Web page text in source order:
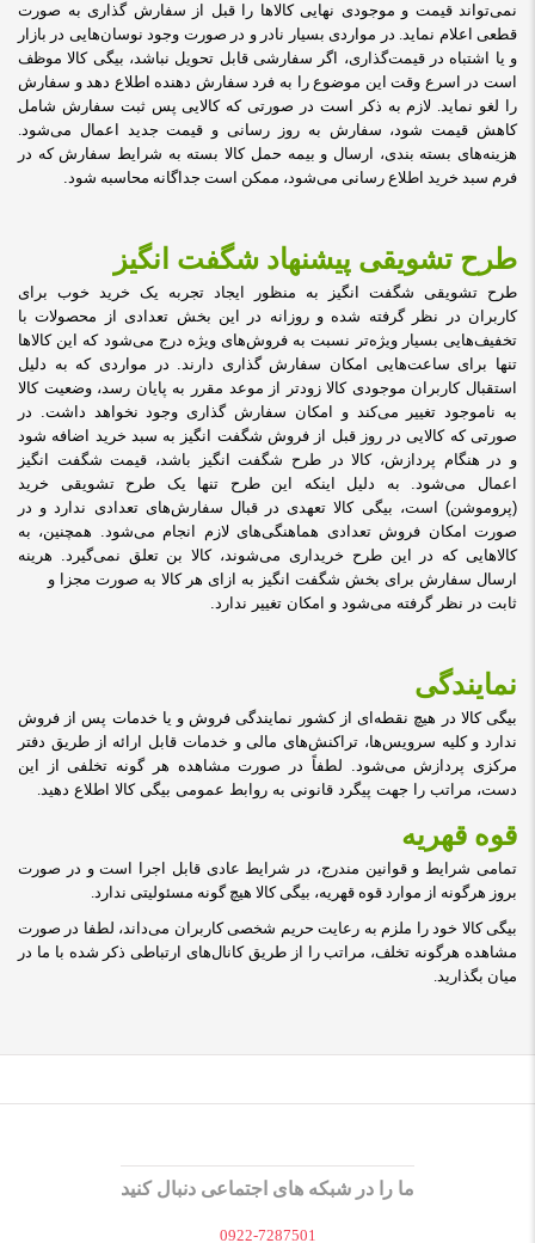
نمی‌تواند قیمت و موجودی نهایی کالاها را قبل از سفارش گذاری به صورت
قطعی اعلام نماید. در مواردی بسیار نادر و در صورت وجود نوسان‌‏هایی در بازار
و یا اشتباه در قیمت‌‏گذاری، اگر سفارشی قابل تحویل نباشد، بیگی کالا موظف
است در اسرع وقت این موضوع را به فرد سفارش‌ ‏دهنده اطلاع دهد و سفارش
را لغو نماید. لازم به ذکر است در صورتی که کالایی پس ثبت سفارش شامل
کاهش قیمت شود، سفارش به روز رسانی و قیمت جدید اعمال می‏‌شود.
هزینه‏‌های بسته بندی، ارسال و بیمه حمل کالا بسته به شرایط سفارش که در
فرم سبد خرید اطلاع‌ ‏رسانی می‌‏شود، ممکن است جداگانه محاسبه شود.
طرح تشویقی پیشنهاد شگفت انگیز
طرح تشویقی شگفت انگیز به منظور ایجاد تجربه یک خرید خوب برای
کاربران در نظر گرفته شده و روزانه در این بخش تعدادی از محصولات با
تخفیف‏‌هایی بسیار ویژه‏‌تر نسبت به فروش‌‏های ویژه درج می‏‌شود که این کالاها
تنها برای ساعت‏‌هایی امکان سفارش گذاری دارند. در مواردی که به دلیل
استقبال کاربران موجودی کالا زودتر از موعد مقرر به پایان رسد، وضعیت کالا
به ناموجود تغییر می‏‌کند و امکان سفارش گذاری وجود نخواهد داشت. در
صورتی که کالایی در روز قبل از فروش شگفت انگیز به سبد خرید اضافه شود
و در هنگام پردازش، کالا در طرح شگفت انگیز باشد، قیمت شگفت انگیز
اعمال می‏‌شود. به دلیل اینکه این طرح تنها یک طرح تشویقی خرید
(پروموشن) است، بیگی کالا تعهدی در قبال سفارش‌‏های تعدادی ندارد و در
صورت امکان فروش تعدادی هماهنگی‌‏های لازم انجام می‏‌شود. همچنین، به
کالاهایی که در این طرح خریداری می‌شوند، کالا بن تعلق نمی‌گیرد. هرینه
ارسال سفارش برای بخش شگفت انگیز به ازای هر کالا به صورت مجزا و
ثابت در نظر گرفته می‏‌شود و امکان تغییر ندارد.
نمایندگی
بیگی کالا در هیچ نقطه‏‌ای از کشور نمایندگی فروش و یا خدمات پس از فروش
ندارد و کلیه سرویس‌‏ها، تراکنش‏‌های مالی و خدمات قابل ارائه از طریق دفتر
مرکزی پردازش می‏‌شود. لطفاً در صورت مشاهده هر گونه تخلفی از این
دست، مراتب را جهت پیگرد قانونی به روابط عمومی بیگی کالا اطلاع دهید.
قوه قهریه
تمامی شرایط و قوانین مندرج، در شرایط عادی قابل اجرا است و در صورت
بروز هرگونه از موارد قوه قهریه، بیگی کالا هیچ گونه مسئولیتی ندارد.
بیگی کالا خود را ملزم به رعایت حریم شخصی کاربران می‌داند، لطفا در صورت
مشاهده هرگونه تخلف، مراتب را از طریق کانال‏‌های ارتباطی ذکر شده با ما در
میان بگذارید.
ما را در شبکه های اجتماعی دنبال کنید
0922-7287501